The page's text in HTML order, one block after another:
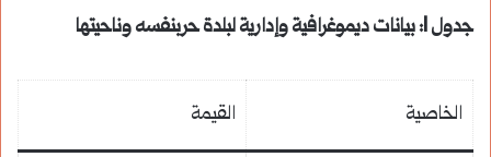
جدول 1: بيانات ديموغرافية وإدارية لبلدة حربنفسه وناحيتها
الخاصية القيمة